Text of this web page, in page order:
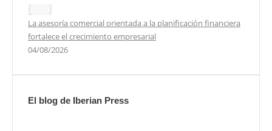
La asesoría comercial orientada a la planificación financiera
fortalece el crecimiento empresarial
04/08/2026
El blog de Iberian Press